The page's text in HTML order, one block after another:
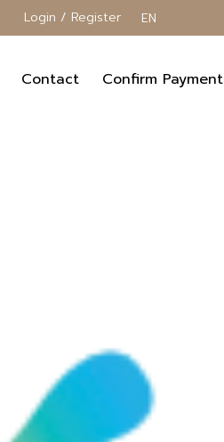
Login / Register EN
Contact Confirm Payment